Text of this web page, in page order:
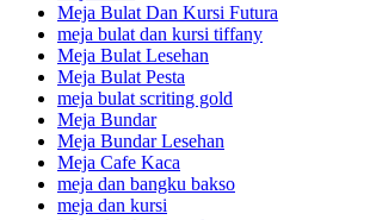
Meja Bulat Dan Kursi Futura
meja bulat dan kursi tiffany
Meja Bulat Lesehan
Meja Bulat Pesta
meja bulat scriting gold
Meja Bundar
Meja Bundar Lesehan
Meja Cafe Kaca
meja dan bangku bakso
meja dan kursi